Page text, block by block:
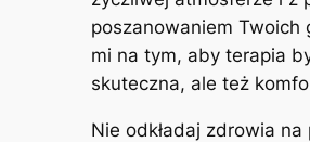
poszanowaniem Twoich
mi na tym, aby terapia
skuteczna, ale też
Nie odkładaj zdrowia na